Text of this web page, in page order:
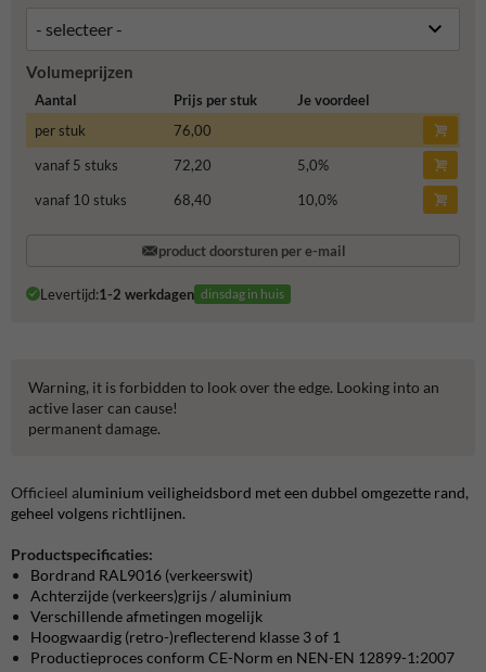
Volumeprijzen
Aantal Prijs per stuk
Je voordeel
per stuk
76,00
vanaf 5 stuks
72,20 5,0%
vanaf 10 stuks
68,40 10,0%
product doorsturen per e-mail
Levertijd:1-2 werkdagen dinsdag in huis
Warning, it is forbidden to look over the edge. Looking into an
active laser can cause!
permanent damage.
Officieel aluminium veiligheidsbord met een dubbel omgezette rand,
geheel volgens richtlijnen.
Productspecificaties:
Bordrand RAL9016 (verkeerswit)
Achterzijde (verkeers)grijs / aluminium
Verschillende afmetingen mogelijk
Hoogwaardig (retro-)reflecterend klasse 3 of 1
Productieproces conform CE-Norm en NEN-EN 12899-1:2007